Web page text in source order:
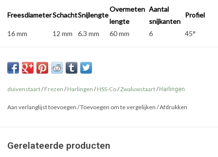
FreesdiameterSchachtSnijlengte
Overmeten
lengte
Aantal
snijkanten
Profiel
16 mm 12 mm 6.3 mm 60 mm 6 45°
duivenstaart/Frezen /Harlingen /HSS-Co/Zwaluwstaart/Harlingen
Aan verlanglijst toevoegen /Toevoegen om te vergelijken /Afdrukken
Gerelateerde producten